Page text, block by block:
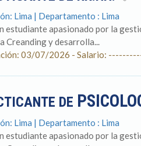
Lima | Departamento : Lima
estudiante apasionado por la
Creanding y desarrolla...
03/07/2026 - Salario:
DE
Lima | Departamento : Lima
estudiante apasionado por la